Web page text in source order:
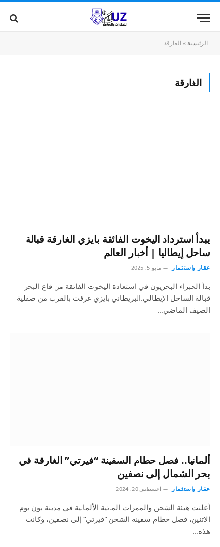
الرئيسية » الغارقة
الغارقة
يبدأ استرداد اليخوت الفائقة بايزي الغارقة قبالة
ساحل إيطاليا | أخبار العالم
عقار واستثمار مايو 5, 2025
بدأ الخبراء البحريون في استعادة اليخوت الفائقة من قاع البحر
قبالة الساحل الإيطالي.البريطاني بايزي غرقت بالقرب من صقلية
الصيف الماضي…
ألمانيا.. فصل حطام السفينة “فيرتي” الغارقة في
بحر الشمال إلى نصفين
عقار واستثمار أغسطس 20, 2024
أعلنت هيئة الشحن والممرات المائية الألمانية في مدينة بون يوم
الاثنين، فصل حطام سفينة الشحن “فيرتي” إلى نصفين، وكانت
هذه…